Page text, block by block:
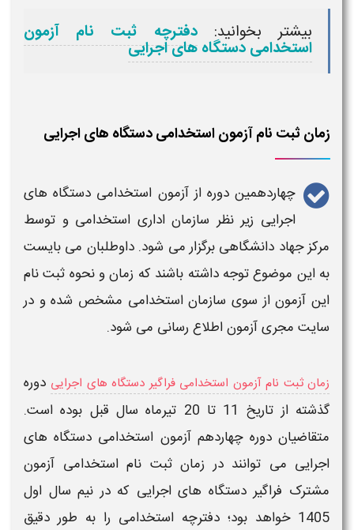
بیشتر بخوانید: دفترچه ثبت نام آزمون
استخدامی دستگاه های اجرایی
زمان ثبت نام آزمون استخدامی دستگاه های اجرایی
چهاردهمیندوره ازآزمون استخدامی دستگاه های
اجرایی زیر نظر سازمان اداری استخدامیو توسط
مرکز جهاد دانشگاهی برگزار می شود. داوطلبان می بایست
به این موضوع توجه داشته باشند که زمانو نحوه ثبت نام
این آزموناز سوی سازماناستخدامی مشخص شده و در
سایت مجریآزموناطلاع رسانی می شود.
زمان ثبت نام آزمون استخدامی فراگیر دستگاه های اجرایی دوره
گذشته از تاریخ 11 تا 20 تیرماه سال قبل بوده است.
متقاضیاندوره چهاردهم آزمون استخدامی دستگاه های
اجرایی می توانند در زمان ثبت نام استخدامی آزمون
مشترک فراگیر دستگاه های اجرایی که در نیم سال اول
1405 خواهد بود؛ دفترچه استخدامی را به طور دقیق